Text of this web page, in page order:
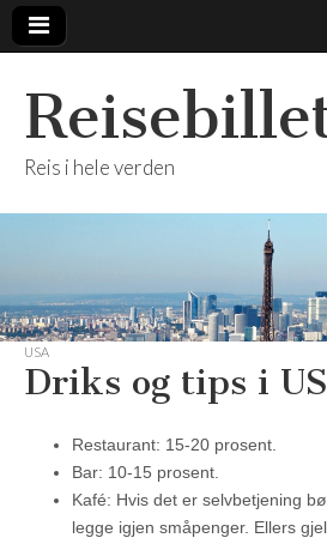
Reis i hele verden
USA
Driks og tips i
Restaurant: 15-20 prosent.
Bar: 10-15 prosent.
Kafé: Hvis det er selvbetjening
legge igjen småpenger. Ellers